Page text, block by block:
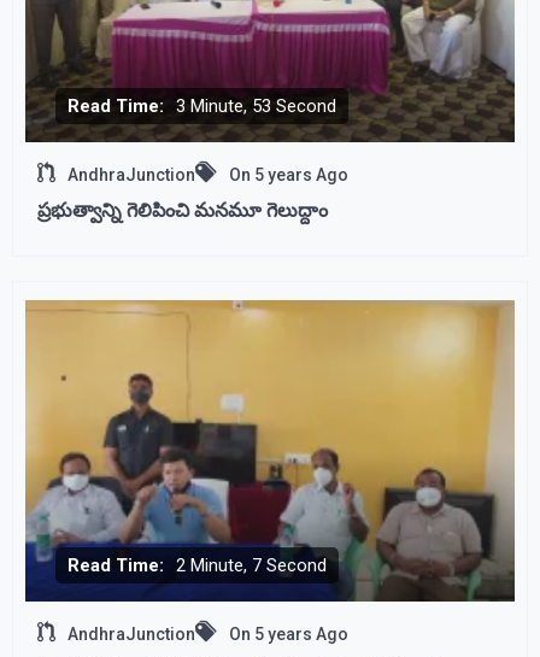
Read Time: 3 Minute, 53 Second
AndhraJunction On 5 years Ago
ప్రభుత్వాన్ని గెలిపించి మనమూ గెలుద్దాం
Read Time: 2 Minute, 7 Second
AndhraJunction On 5 years Ago